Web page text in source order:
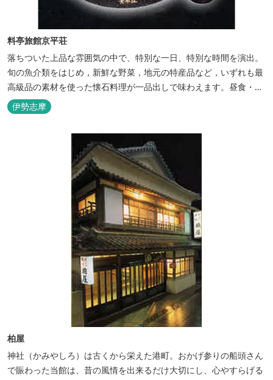
料亭旅館京平荘
落ちついた上品な雰囲気の中で、特別な一日、特別な時間を演出。
旬の魚介類をはじめ，新鮮な野菜，地元の特産品など，いずれも最
高級品の素材を使った懐石料理が一品出しで味わえます。昼食・夕
食・宿泊ができます。
伊勢志摩
柏屋
神社（かみやしろ）は古くから栄えた港町。おかげ参りの船頭さん
で賑わった当館は、昔の風情を出来るだけ大切にし、心やすらげる